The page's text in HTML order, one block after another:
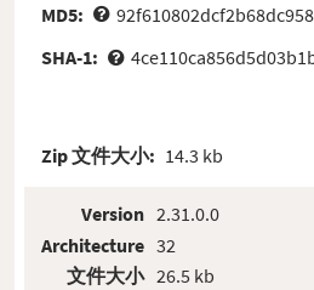
MD5:
SHA-1:
Zip 文件大小: 14.3 kb
Version
Architecture
文件大小
2.31.0.0
32
26.5 kb